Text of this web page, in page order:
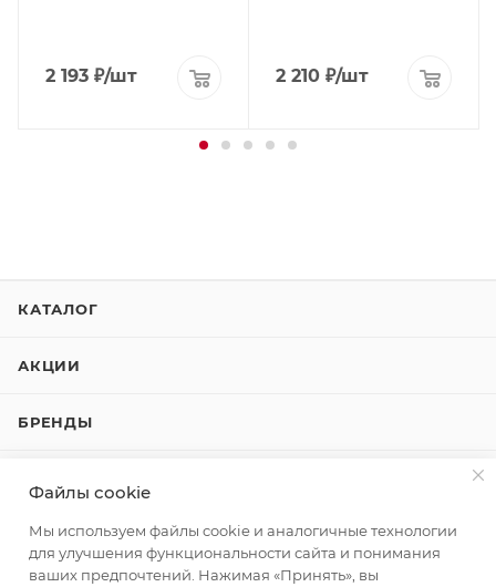
2 193 ₽/шт 2 210 ₽/шт
КАТАЛОГ
АКЦИИ
БРЕНДЫ
КАК КУПИТЬ
Файлы cookie
Мы используем файлы cookie и аналогичные технологии
для улучшения функциональности сайта и понимания
ваших предпочтений. Нажимая «Принять», вы